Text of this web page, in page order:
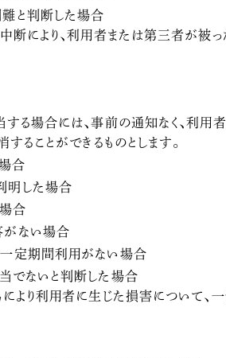
と判断した場合
断により、利用者または第三者が被
る場合には、事前の通知なく、利用
ることができるものとします。
合
明した場合
合
がない場合
一定期間利用がない場合
でないと判断した場合
より利用者に生じた損害について、